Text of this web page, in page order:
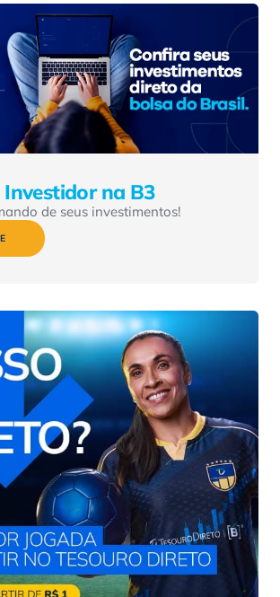
na B3
de seus investimentos!